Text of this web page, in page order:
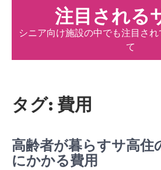
content
注目される
シニア向け施設の中でも注目され
て
タグ: 費用
高齢者が暮らすサ高住
にかかる費用